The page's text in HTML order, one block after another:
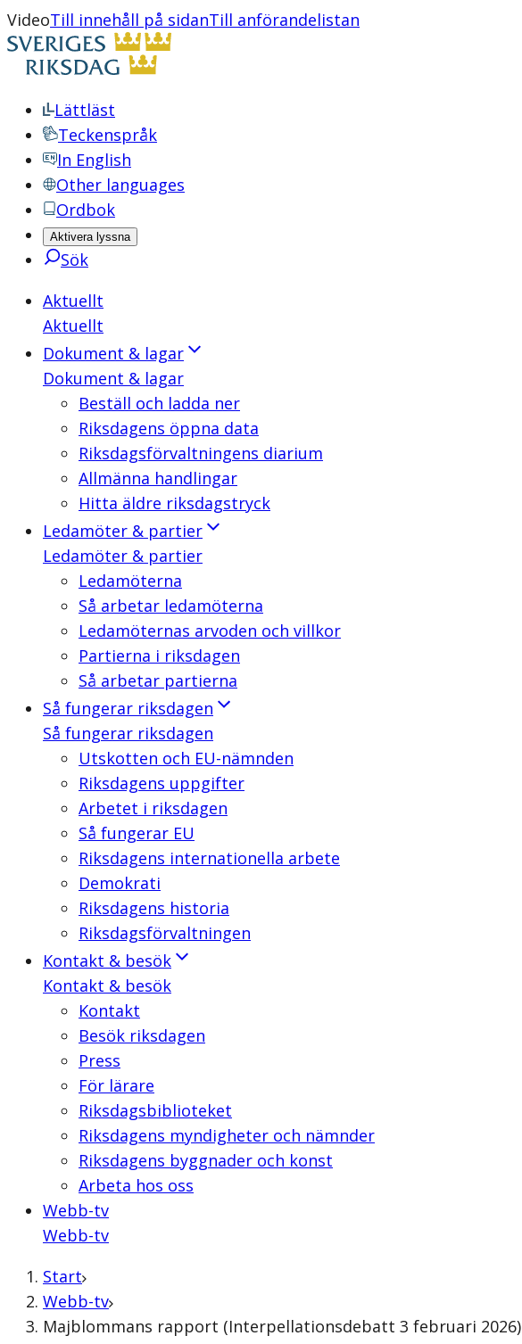
VideoTill innehåll på sidanTill anförandelistan
Lättläst
Teckenspråk
In English
Other languages
Ordbok
Aktivera lyssna
Sök
Aktuellt
Aktuellt
Dokument & lagar
Dokument & lagar
Beställ och ladda ner
Riksdagens öppna data
Riksdagsförvaltningens diarium
Allmänna handlingar
Hitta äldre riksdagstryck
Ledamöter & partier
Ledamöter & partier
Ledamöterna
Så arbetar ledamöterna
Ledamöternas arvoden och villkor
Partierna i riksdagen
Så arbetar partierna
Så fungerar riksdagen
Så fungerar riksdagen
Utskotten och EU-nämnden
Riksdagens uppgifter
Arbetet i riksdagen
Så fungerar EU
Riksdagens internationella arbete
Demokrati
Riksdagens historia
Riksdagsförvaltningen
Kontakt & besök
Kontakt & besök
Kontakt
Besök riksdagen
Press
För lärare
Riksdagsbiblioteket
Riksdagens myndigheter och nämnder
Riksdagens byggnader och konst
Arbeta hos oss
Webb-tv
Webb-tv
Start
Webb-tv
Majblommans rapport (Interpellationsdebatt 3 februari 2026)